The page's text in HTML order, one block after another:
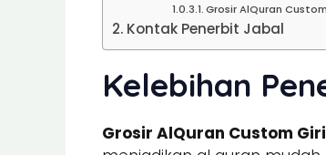
Grosir AlQuran
Kontak Penerbit Jabal
Kelebihan
Grosir AlQuran Custom